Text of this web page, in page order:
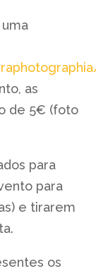
as
de 5€ (foto
para
para
e tirarem
os